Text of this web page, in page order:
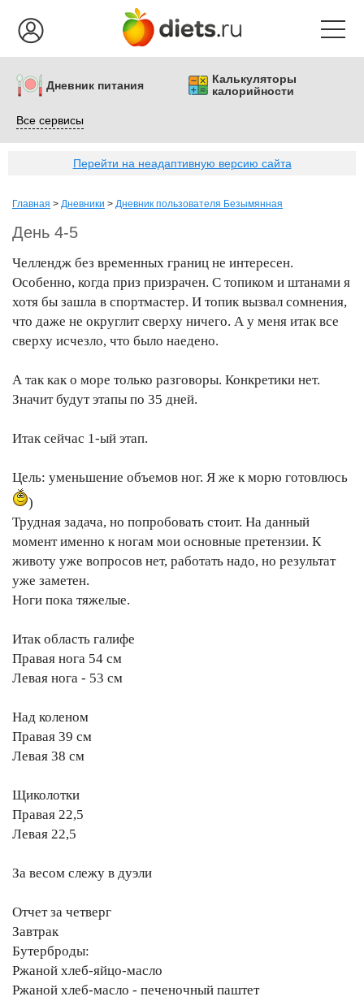
Дневник питания
Калькуляторы
калорийности
Все сервисы
Перейти на неадаптивную версию сайта
Главная > Дневники > Дневник пользователя Безымянная
День 4-5
Челлендж без временных границ не интересен.
Особенно, когда приз призрачен. С топиком и штанами я
хотя бы зашла в спортмастер. И топик вызвал сомнения,
что даже не округлит сверху ничего. А у меня итак все
сверху исчезло, что было наедено.
А так как о море только разговоры. Конкретики нет.
Значит будут этапы по 35 дней.
Итак сейчас 1-ый этап.
Цель: уменьшение объемов ног. Я же к морю готовлюсь
)
Трудная задача, но попробовать стоит. На данный
момент именно к ногам мои основные претензии. К
животу уже вопросов нет, работать надо, но результат
уже заметен.
Ноги пока тяжелые.
Итак область галифе
Правая нога 54 см
Левая нога - 53 см
Над коленом
Правая 39 см
Левая 38 см
Щиколотки
Правая 22,5
Левая 22,5
За весом слежу в дуэли
Отчет за четверг
Завтрак
Бутерброды:
Ржаной хлеб-яйцо-масло
Ржаной хлеб-масло - печеночный паштет